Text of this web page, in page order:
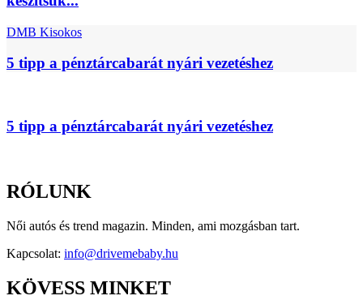
DMB Kisokos
5 tipp a pénztárcabarát nyári vezetéshez
5 tipp a pénztárcabarát nyári vezetéshez
RÓLUNK
Női autós és trend magazin. Minden, ami mozgásban tart.
Kapcsolat: info@drivemebaby.hu
KÖVESS MINKET